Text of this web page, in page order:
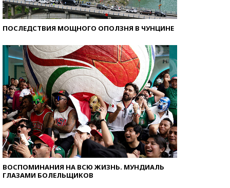
ПОСЛЕДСТВИЯ МОЩНОГО ОПОЛЗНЯ В ЧУНЦИНЕ
ВОСПОМИНАНИЯ НА ВСЮ ЖИЗНЬ. МУНДИАЛЬ
ГЛАЗАМИ БОЛЕЛЬЩИКОВ